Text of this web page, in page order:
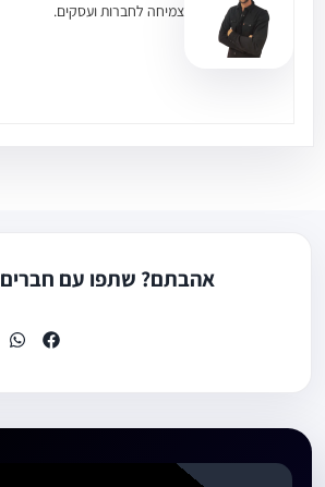
צמיחה לחברות ועסקים.
אהבתם? שתפו עם חברים